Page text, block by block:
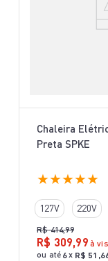
Chaleira
Preta SPKE
★★★★★
127V 220V
R$ 414,99
R$ 309,99 à
ou até 6x R$ 51 ,